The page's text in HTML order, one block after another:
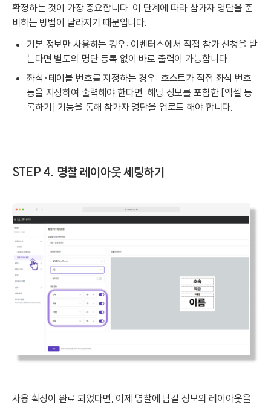
확정하는 것이 가장 중요합니다. 이 단계에 따라 참가자 명단을 준
비하는 방법이 달라지기 때문입니다.
기본 정보만 사용하는 경우: 이벤터스에서 직접 참가 신청을 받
는다면 별도의 명단 등록 없이 바로 출력이 가능합니다.
좌석·테이블 번호를 지정하는 경우: 호스트가 직접 좌석 번호
등을 지정하여 출력해야 한다면, 해당 정보를 포함한 [엑셀 등
록하기] 기능을 통해 참가자 명단을 업로드 해야 합니다.
STEP 4. 명찰 레이아웃 세팅하기
사용 확정이 완료 되었다면, 이제 명찰에 담길 정보와 레이아웃을